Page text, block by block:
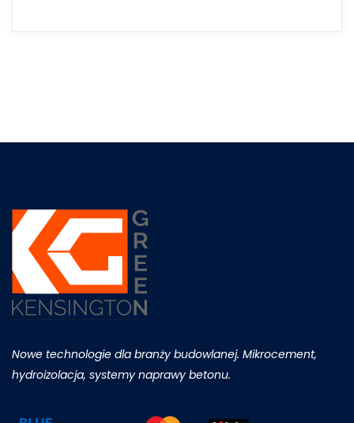
Nowe technologie dla branży budowlanej. Mikrocement,
hydroizolacja, systemy naprawy betonu.